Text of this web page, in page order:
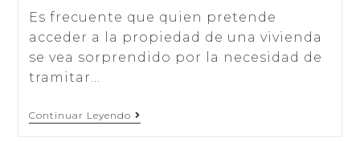
la
entrada:
entrada:
Es frecuente que quien pretende
acceder a la propiedad de una vivienda
se vea sorprendido por la necesidad de
tramitar…
Continuar Leyendo¿Paternalismo
Legislativo?